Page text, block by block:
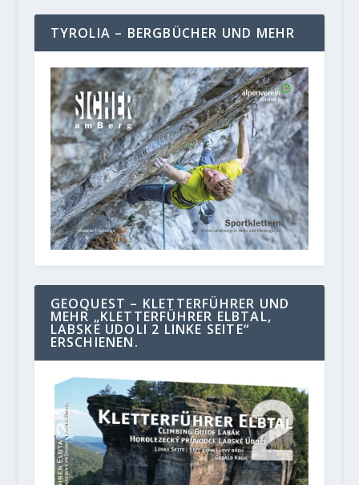
TYROLIA – BERGBÜCHER UND MEHR
GEOQUEST – KLETTERFÜHRER UND
MEHR „KLETTERFÜHRER ELBTAL,
LABSKE UDOLI 2 LINKE SEITE“
ERSCHIENEN.